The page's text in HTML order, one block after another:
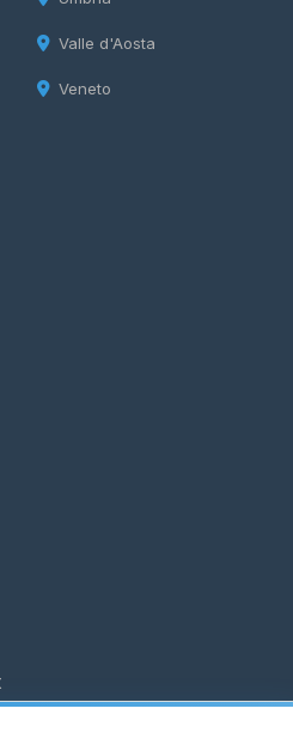
Valle d'Aosta
Veneto